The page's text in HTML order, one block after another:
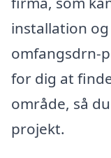
installation
omfangsdrn-
for dig at
område, så
projekt.